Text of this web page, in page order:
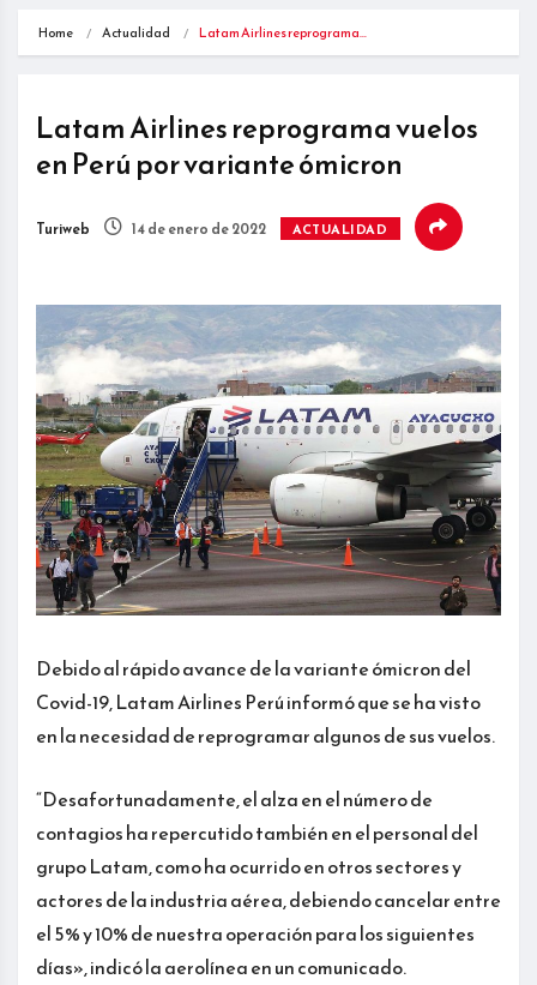
Home Actualidad Latam Airlines reprograma…
Latam Airlines reprograma vuelos
en Perú por variante ómicron
Turiweb 14 de enero de 2022 ACTUALIDAD
Debido al rápido avance de la variante ómicron del
Covid-19, Latam Airlines Perú informó que se ha visto
en la necesidad de reprogramar algunos de sus vuelos.
“Desafortunadamente, el alza en el número de
contagios ha repercutido también en el personal del
grupo Latam, como ha ocurrido en otros sectores y
actores de la industria aérea, debiendo cancelar entre
el 5% y 10% de nuestra operación para los siguientes
días», indicó la aerolínea en un comunicado.